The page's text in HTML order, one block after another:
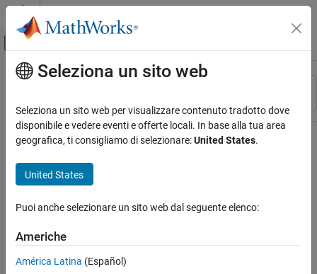
Vai al contenuto
Attiva/disattiva menu di navigazione
Risorsa
Stato
Contenuto principale
Seleziona un sito web
Seleziona un sito web per visualizzare contenuto tradotto dove
disponibile e vedere eventi e offerte locali. In base alla tua area
geografica, ti consigliamo di selezionare:United States.
United States
Puoi anche selezionare un sito web dal seguente elenco:
Americhe
América Latina (Español)